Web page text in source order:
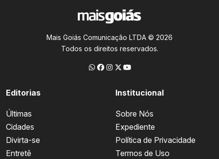
Mais Goiás Comunicação LTDA © 2026
Todos os direitos reservados.
Editorias
Últimas
Cidades
Divirta-se
Entretê
Institucional
Sobre Nós
Expediente
Política de Privacidade
Termos de Uso